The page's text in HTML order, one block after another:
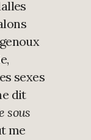
sexes
dit
sous
me